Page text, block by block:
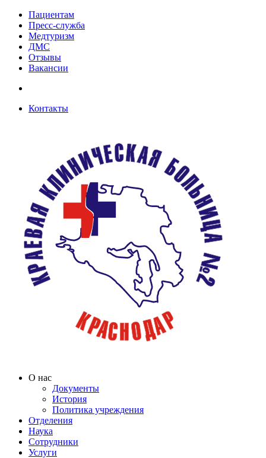
Пациентам
Пресс-служба
Медтуризм
ДМС
Отзывы
Вакансии
Контакты
О нас
Документы
История
Политика учреждения
Отделения
Наука
Сотрудники
Услуги